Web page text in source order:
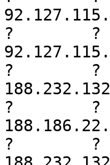
?        ?
?        ?
?        ?
?        ?